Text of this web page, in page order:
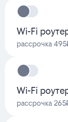
Wi-Fi
рассрочка
Wi-Fi
рассрочка